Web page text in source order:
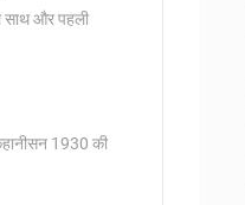
साथ और पहली
1930 की